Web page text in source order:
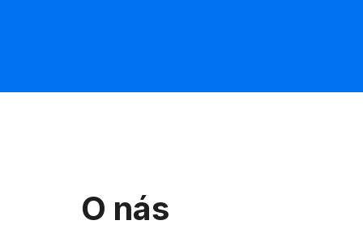
O nás